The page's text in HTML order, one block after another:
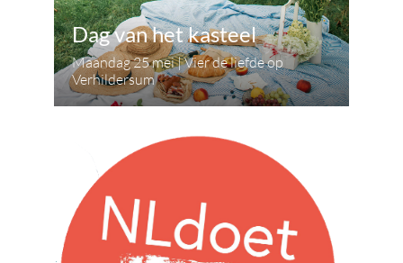
Dag van het kasteel
Maandag 25 mei | Vier de liefde op
Verhildersum